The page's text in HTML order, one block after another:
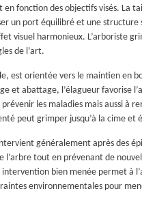
en fonction des objectifs visés. La
un port équilibré et une
visuel harmonieux. L’arboriste
de l’art.
est orientée vers le maintien en
et abattage, l’élagueur favorise
les maladies mais aussi à
peut grimper jusqu’à la cime et
généralement après des
tout en prévenant de
intervention bien menée permet à
environnementales pour